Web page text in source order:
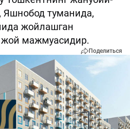
туманида,
жойлашган
жой мажмуасидир.
Поделиться